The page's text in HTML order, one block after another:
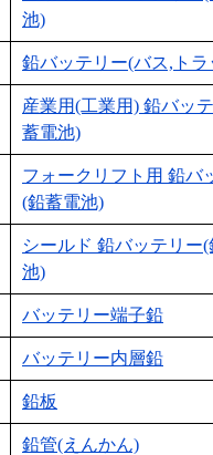
池)
鉛バッテリー(バス,トラ
産業用(工業用) 鉛バッ
蓄電池)
フォークリフト用 鉛バ
(鉛蓄電池)
シールド 鉛バッテリー
池)
バッテリー端子鉛
バッテリー内層鉛
鉛板
鉛管(えんかん)